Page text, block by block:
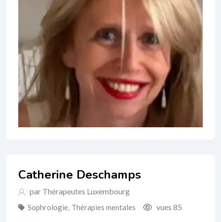
Catherine Deschamps
par Thérapeutes Luxembourg
Sophrologie, Thérapies mentales vues 85